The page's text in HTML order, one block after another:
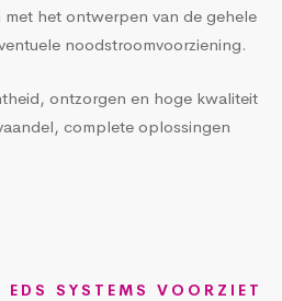
het ontwerpen van de gehele
noodstroomvoorziening.
ontzorgen en hoge kwaliteit
complete oplossingen
SYSTEMS VOORZIET